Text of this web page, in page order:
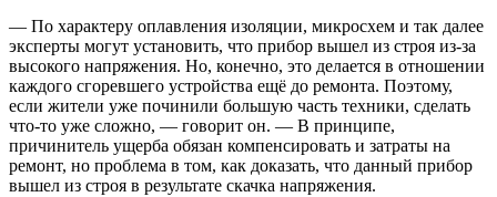
— По характеру оплавления изоляции, микросхем и так далее
эксперты могут установить, что прибор вышел из строя из-за
высокого напряжения. Но, конечно, это делается в отношении
каждого сгоревшего устройства ещё до ремонта. Поэтому,
если жители уже починили большую часть техники, сделать
что-то уже сложно, — говорит он. — В принципе,
причинитель ущерба обязан компенсировать и затраты на
ремонт, но проблема в том, как доказать, что данный прибор
вышел из строя в результате скачка напряжения.